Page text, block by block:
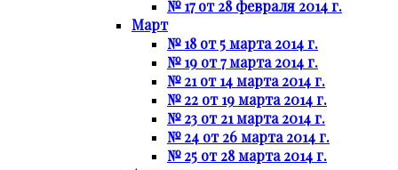
№ 17 от 28 февраля 2014 г.
Март
№ 18 от 5 марта 2014 г.
№ 19 от 7 марта 2014 г.
№ 21 от 14 марта 2014 г.
№ 22 от 19 марта 2014 г.
№ 23 от 21 марта 2014 г.
№ 24 от 26 марта 2014 г.
№ 25 от 28 марта 2014 г.